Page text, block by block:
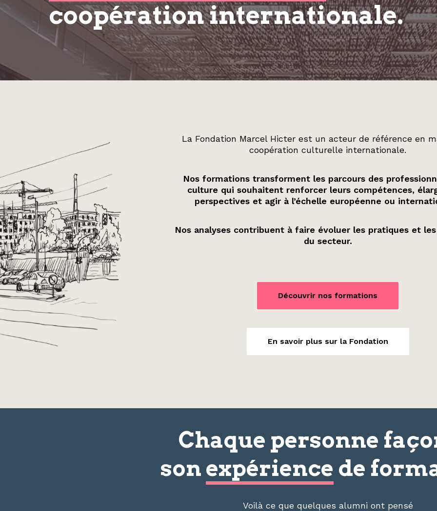
coopération internationale.
La Fondation Marcel Hicter est un acteur de référence en
coopération culturelle internationale.
Nos formations transforment les parcours des
culture qui souhaitent renforcer leurs compétences,
perspectives et agir à l’échelle européenne ou
Nos analyses contribuent à faire évoluer les pratiques et
du secteur.
Découvrir nos formations
En savoir plus sur la Fondation
Chaque personne
son expérience de
Voilà ce que quelques alumni ont pensé